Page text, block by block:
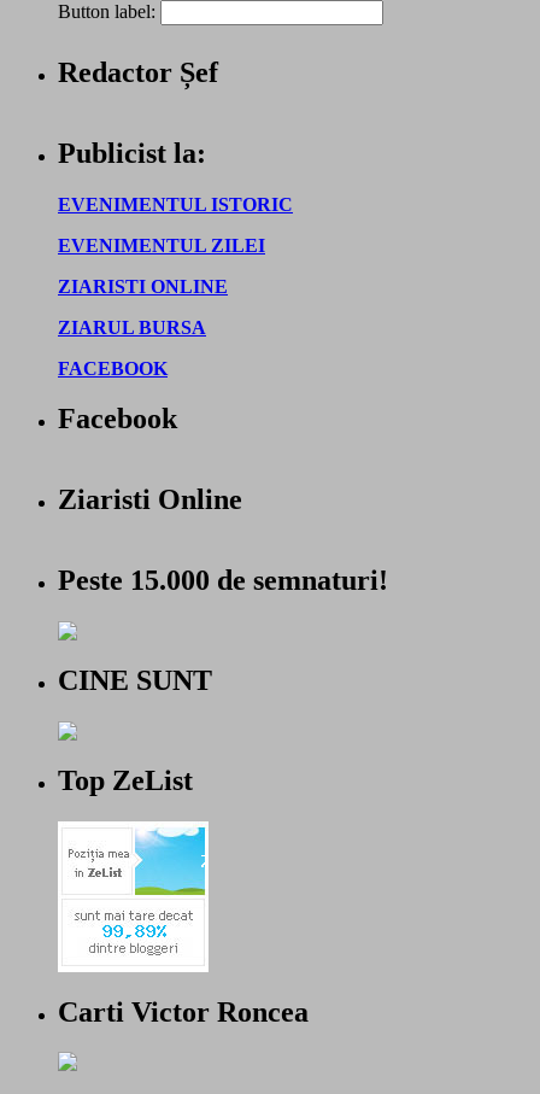
Button label:
Redactor Șef
Publicist la:
EVENIMENTUL ISTORIC
EVENIMENTUL ZILEI
ZIARISTI ONLINE
ZIARUL BURSA
FACEBOOK
Facebook
Ziaristi Online
Peste 15.000 de semnaturi!
CINE SUNT
Top ZeList
Carti Victor Roncea